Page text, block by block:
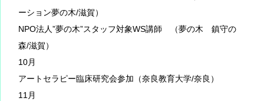
ーション夢の木/滋賀）
NPO法人”夢の木”スタッフ対象WS講師 （夢の木 鎮守の
森/滋賀）
10月
アートセラピー臨床研究会参加（奈良教育大学/奈良）
11月